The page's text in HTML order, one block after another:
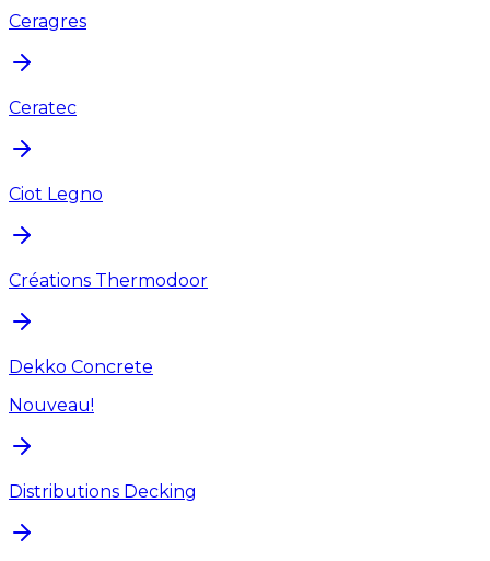
Ceragres
Ceratec
Ciot Legno
Créations Thermodoor
Dekko Concrete
Nouveau!
Distributions Decking